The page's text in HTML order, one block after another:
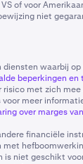
of voor
niet
diensten waarbij
beperkingen
risico met zich
meer
over marges
financiële
is niet geschikt